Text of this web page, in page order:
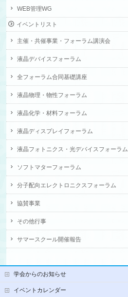
WEB管理WG
イベントリスト
主催・共催事業・フォーラム講演会
液晶デバイスフォーラム
全フォーラム合同基礎講座
液晶物理・物性フォーラム
液晶化学・材料フォーラム
液晶ディスプレイフォーラム
液晶フォトニクス・光デバイスフォーラム
ソフトマターフォーラム
分子配向エレクトロニクスフォーラム
協賛事業
その他行事
サマースクール開催報告
学会からのお知らせ
イベントカレンダー